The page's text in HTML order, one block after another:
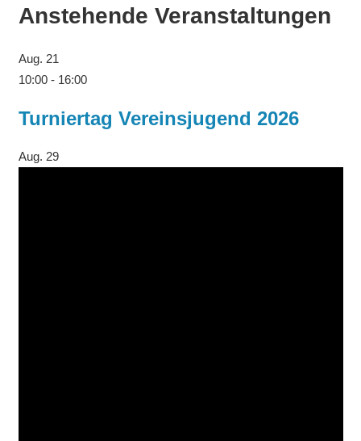
Anstehende Veranstaltungen
Aug. 21
10:00- 16:00
Turniertag Vereinsjugend 2026
Aug. 29